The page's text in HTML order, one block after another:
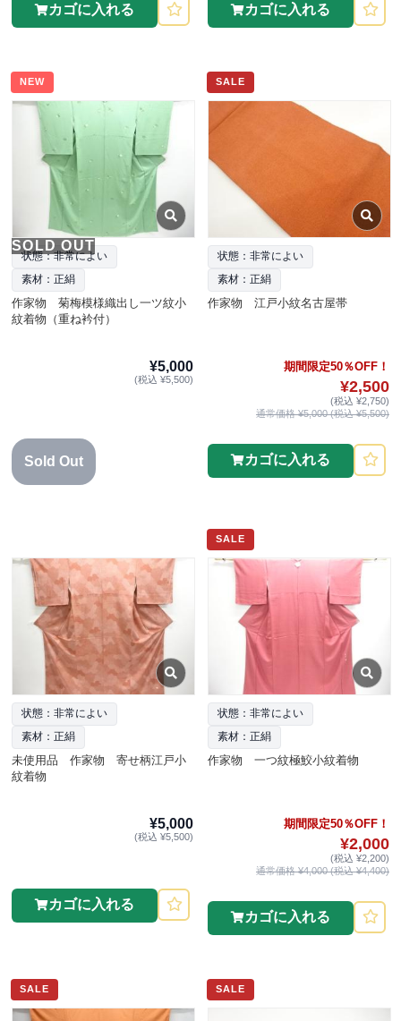
カゴに入れる カゴに入れる
NEW
SOLD OUT
状態：非常によい
素材：正絹
作家物 菊梅模様織出し一ツ紋小
紋着物（重ね衿付）
¥5,000
(税込 ¥5,500)
Sold Out
SALE
状態：非常によい
素材：正絹
作家物 江戸小紋名古屋帯
期間限定50％OFF！
¥2,500
(税込 ¥2,750)
通常価格 ¥5,000 (税込 ¥5,500)
カゴに入れる
状態：非常によい
素材：正絹
未使用品 作家物 寄せ柄江戸小
紋着物
¥5,000
(税込 ¥5,500)
カゴに入れる
SALE
状態：非常によい
素材：正絹
作家物 一つ紋極鮫小紋着物
期間限定50％OFF！
¥2,000
(税込 ¥2,200)
通常価格 ¥4,000 (税込 ¥4,400)
カゴに入れる
SALE SALE